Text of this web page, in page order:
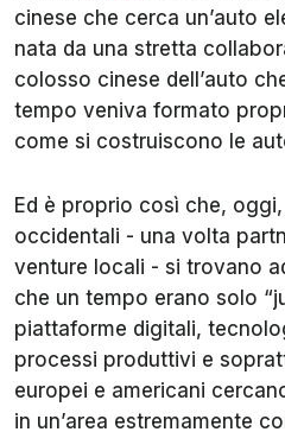
cinese che cerca un’auto
nata da una stretta
colosso cinese dell’auto
tempo veniva formato
come si costruiscono le
Ed è proprio così che,
occidentali - una volta
venture locali - si trovano
che un tempo erano solo
piattaforme digitali,
processi produttivi e
europei e americani
in un’area estremamente